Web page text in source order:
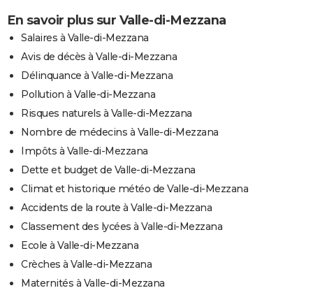
En savoir plus sur Valle-di-Mezzana
Salaires à Valle-di-Mezzana
Avis de décès à Valle-di-Mezzana
Délinquance à Valle-di-Mezzana
Pollution à Valle-di-Mezzana
Risques naturels à Valle-di-Mezzana
Nombre de médecins à Valle-di-Mezzana
Impôts à Valle-di-Mezzana
Dette et budget de Valle-di-Mezzana
Climat et historique météo de Valle-di-Mezzana
Accidents de la route à Valle-di-Mezzana
Classement des lycées à Valle-di-Mezzana
Ecole à Valle-di-Mezzana
Crèches à Valle-di-Mezzana
Maternités à Valle-di-Mezzana